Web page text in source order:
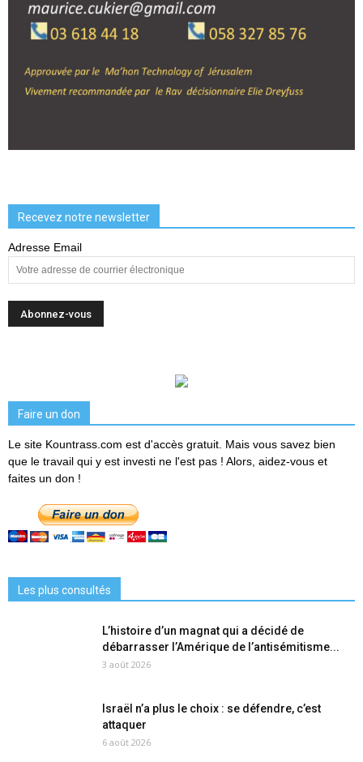
Recevez notre newsletter
Adresse Email
Faire un don
Le site Kountrass.com est d'accès gratuit. Mais vous savez bien
que le travail qui y est investi ne l'est pas ! Alors, aidez-vous et
faites un don !
Les plus consultés
L’histoire d’un magnat qui a décidé de
débarrasser l’Amérique de l’antisémitisme...
3 août 2026
Israël n’a plus le choix : se défendre, c’est
attaquer
6 août 2026